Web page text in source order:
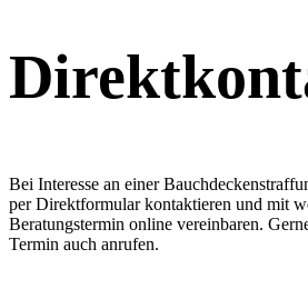
Bei Interesse an einer
per Direktformular kontaktieren und mit
Beratungstermin online vereinbaren.
Termin auch anrufen.